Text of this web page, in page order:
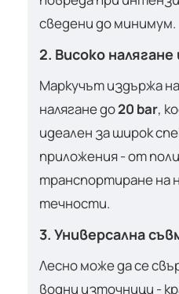
сведени до минимум.
2. Високо
Маркучът издържа
налягане до20 bar,
идеален за широк
приложения - от
транспортиране на
течности.
3. Универсална
Лесно може да се
водни източници -